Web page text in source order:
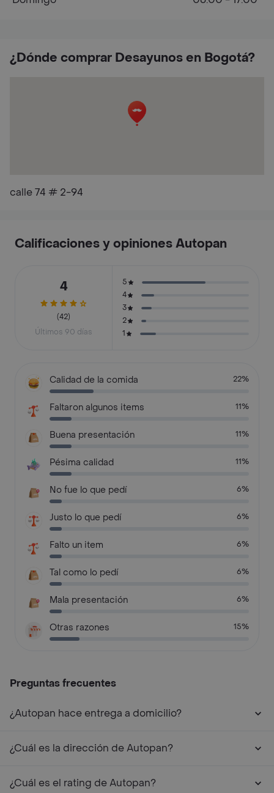
¿Dónde comprar Desayunos en Bogotá?
calle 74 # 2-94
Calificaciones y opiniones Autopan
4
(42)
Últimos 90 días
5
4
3
2
1
Calidad de la comida 22%
Faltaron algunos items 11%
Buena presentación 11%
Pésima calidad 11%
No fue lo que pedí 6%
Justo lo que pedí 6%
Falto un item 6%
Tal como lo pedí 6%
Mala presentación 6%
Otras razones 15%
Preguntas frecuentes
¿Autopan hace entrega a domicilio?
¿Cuál es la dirección de Autopan?
¿Cuál es el rating de Autopan?